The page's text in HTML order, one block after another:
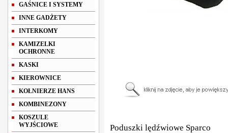
GAŚNICE I SYSTEMY
INNE GADŻETY
INTERKOMY
KAMIZELKI
OCHRONNE
KASKI
KIEROWNICE
KOŁNIERZE HANS
KOMBINEZONY
KOSZULE
WYJŚCIOWE
Poduszki lędźwiowe Sparco